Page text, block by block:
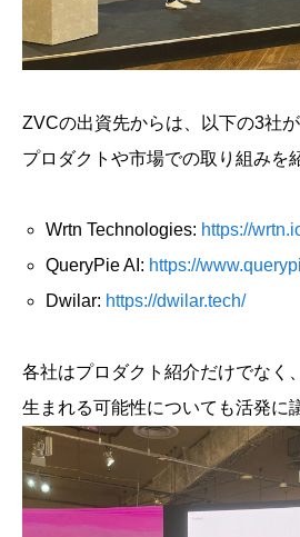
ZVCの出資先からは、以下の3社
プロダクトや市場での取り組みを
Wrtn Technologies: https://
QueryPie AI: https://
Dwilar: https://dwilar.tech/
各社はプロダクト紹介だけでなく
生まれる可能性についても活発に